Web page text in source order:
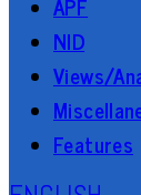
NID
Views/
Features